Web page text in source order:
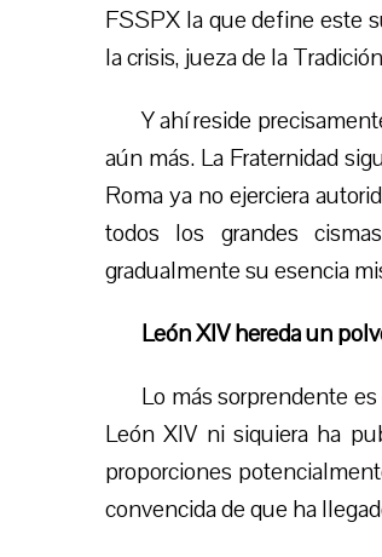
FSSPX la que define este
la crisis, jueza de la
Y ahí reside
aún más. La Fraternidad
Roma ya no ejerciera
todos los grandes
gradualmente su esencia
León XIV hereda un
Lo más sorprendente
León XIV ni siquiera ha
proporciones
convencida de que ha